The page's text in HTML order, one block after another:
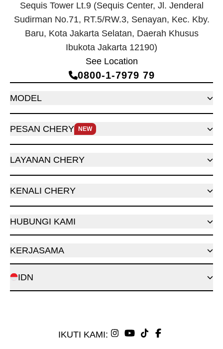
Sequis Tower Lt.9 (Sequis Center, Jl. Jenderal
Sudirman No.71, RT.5/RW.3, Senayan, Kec. Kby.
Baru, Kota Jakarta Selatan, Daerah Khusus
Ibukota Jakarta 12190)
See Location
0800‑1‑7979 79
MODEL
PESAN CHERY NEW
LAYANAN CHERY
KENALI CHERY
HUBUNGI KAMI
KERJASAMA
IDN
IKUTI KAMI: